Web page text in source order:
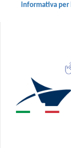
informativa per